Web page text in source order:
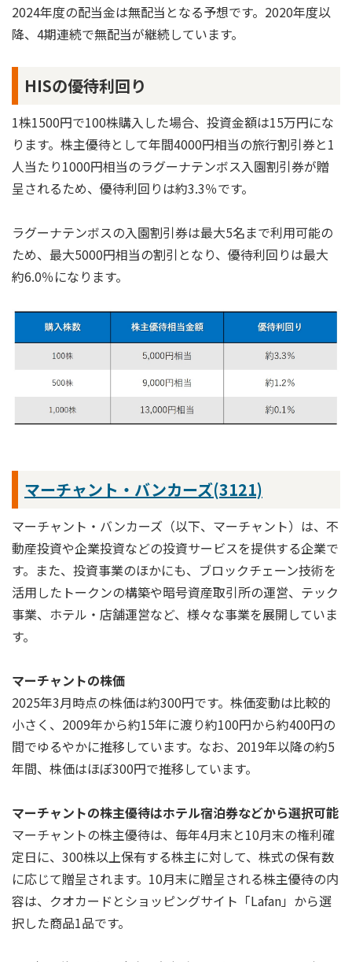
2024年度の配当金は無配当となる予想です。2020年度以
降、4期連続で無配当が継続しています。
HISの優待利回り
1株1500円で100株購入した場合、投資金額は15万円にな
ります。株主優待として年間4000円相当の旅行割引券と1
人当たり1000円相当のラグーナテンボス入園割引券が贈
呈されるため、優待利回りは約3.3％です。
ラグーナテンボスの入園割引券は最大5名まで利用可能の
ため、最大5000円相当の割引となり、優待利回りは最大
約6.0％になります。
マーチャント・バンカーズ(3121)
マーチャント・バンカーズ（以下、マーチャント）は、不
動産投資や企業投資などの投資サービスを提供する企業で
す。また、投資事業のほかにも、ブロックチェーン技術を
活用したトークンの構築や暗号資産取引所の運営、テック
事業、ホテル・店舗運営など、様々な事業を展開していま
す。
マーチャントの株価
2025年3月時点の株価は約300円です。株価変動は比較的
小さく、2009年から約15年に渡り約100円から約400円の
間でゆるやかに推移しています。なお、2019年以降の約5
年間、株価はほぼ300円で推移しています。
マーチャントの株主優待はホテル宿泊券などから選択可能
マーチャントの株主優待は、毎年4月末と10月末の権利確
定日に、300株以上保有する株主に対して、株式の保有数
に応じて贈呈されます。10月末に贈呈される株主優待の内
容は、クオカードとショッピングサイト「Lafan」から選
択した商品1品です。